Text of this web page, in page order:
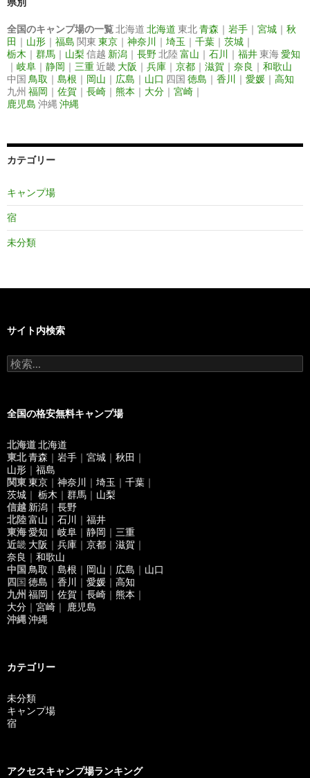
全国のキャンプ場の一覧北海道 北海道 東北青森 ｜ 岩手 ｜ 宮城 ｜ 秋
田 ｜ 山形 ｜ 福島 関東 東京 ｜ 神奈川 ｜ 埼玉 ｜ 千葉 ｜ 茨城 ｜
栃木 ｜ 群馬 ｜ 山梨 信越 新潟 ｜ 長野北陸 富山 ｜ 石川 ｜ 福井東海愛知
｜ 岐阜 ｜ 静岡 ｜ 三重近畿 大阪 ｜ 兵庫 ｜ 京都 ｜ 滋賀 ｜ 奈良 ｜ 和歌山
中国 鳥取 ｜ 島根 ｜ 岡山 ｜ 広島 ｜ 山口 四国 徳島 ｜ 香川 ｜ 愛媛 ｜ 高知
九州 福岡 ｜ 佐賀 ｜ 長崎 ｜ 熊本 ｜ 大分 ｜ 宮崎 ｜
鹿児島 沖縄 沖縄
カテゴリー
キャンプ場
宿
未分類
サイト内検索
検
索
全国の格安無料キャンプ場
北海道北海道
東北青森 ｜ 岩手 ｜ 宮城 ｜ 秋田 ｜
山形 ｜ 福島
関東東京 ｜ 神奈川 ｜ 埼玉 ｜ 千葉 ｜
茨城 ｜ 栃木 ｜ 群馬 ｜ 山梨
信越 新潟 ｜ 長野
北陸富山 ｜ 石川 ｜ 福井
東海愛知 ｜ 岐阜 ｜ 静岡 ｜ 三重
近畿 大阪 ｜ 兵庫 ｜ 京都 ｜ 滋賀 ｜
奈良 ｜ 和歌山
中国 鳥取 ｜ 島根 ｜ 岡山 ｜ 広島 ｜ 山口
四国 徳島 ｜ 香川 ｜ 愛媛 ｜ 高知
九州 福岡 ｜ 佐賀 ｜ 長崎 ｜ 熊本 ｜
大分 ｜ 宮崎 ｜
鹿児島
沖縄沖縄
カテゴリー
未分類
キャンプ場
宿
アクセスキャンプ場ランキング